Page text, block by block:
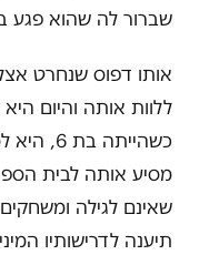
שברור לה שהוא פגע
אותו דפוס שנחרט
ללוות אותה והיום
מסיע אותה לבית
שאינם לגילה
תיענה לדרישותיו